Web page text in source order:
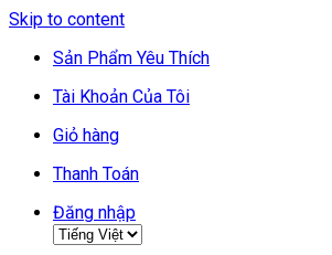
Skip to content
Sản Phẩm Yêu Thích
Tài Khoản Của Tôi
Giỏ hàng
Thanh Toán
Đăng nhập